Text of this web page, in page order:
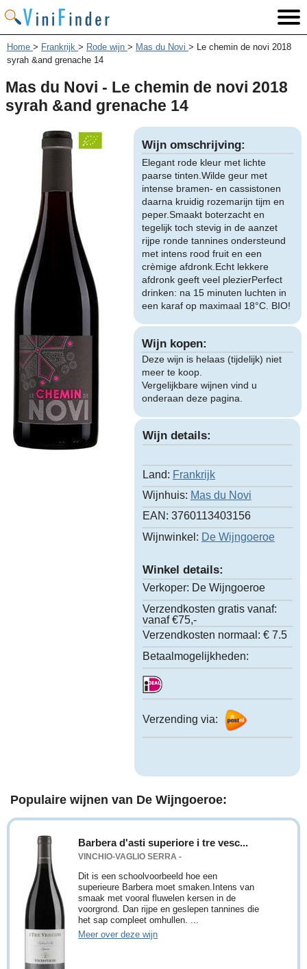
Home > Frankrijk > Rode wijn > Mas du Novi > Le chemin de novi 2018
syrah &and grenache 14
Mas du Novi - Le chemin de novi 2018
syrah &and grenache 14
Wijn omschrijving:
Elegant rode kleur met lichte
paarse tinten.Wilde geur met
intense bramen- en cassistonen
daarna kruidig rozemarijn tijm en
peper.Smaakt boterzacht en
tegelijk toch stevig in de aanzet
rijpe ronde tannines ondersteund
met intens rood fruit en een
crèmige afdronk.Echt lekkere
afdronk geeft veel plezierPerfect
drinken: na 15 minuten luchten in
een karaf op maximaal 18°C. BIO!
Wijn kopen:
Deze wijn is helaas (tijdelijk) niet
meer te koop.
Vergelijkbare wijnen vind u
onderaan deze pagina.
Wijn details:
Land: Frankrijk
Wijnhuis: Mas du Novi
EAN: 3760113403156
Wijnwinkel: De Wijngoeroe
Winkel details:
Verkoper: De Wijngoeroe
Verzendkosten gratis vanaf:
vanaf €75,-
Verzendkosten normaal: € 7.5
Betaalmogelijkheden:
Verzending via:
Populaire wijnen van De Wijngoeroe:
Barbera d'asti superiore i tre vesc...
VINCHIO-VAGLIO SERRA -
Dit is een schoolvoorbeeld hoe een
superieure Barbera moet smaken.Intens van
smaak met vooral fluwelen kersen in de
voorgrond. Dan rijpe en geslepen tannines die
het sap compleet omhullen. ...
Meer over deze wijn